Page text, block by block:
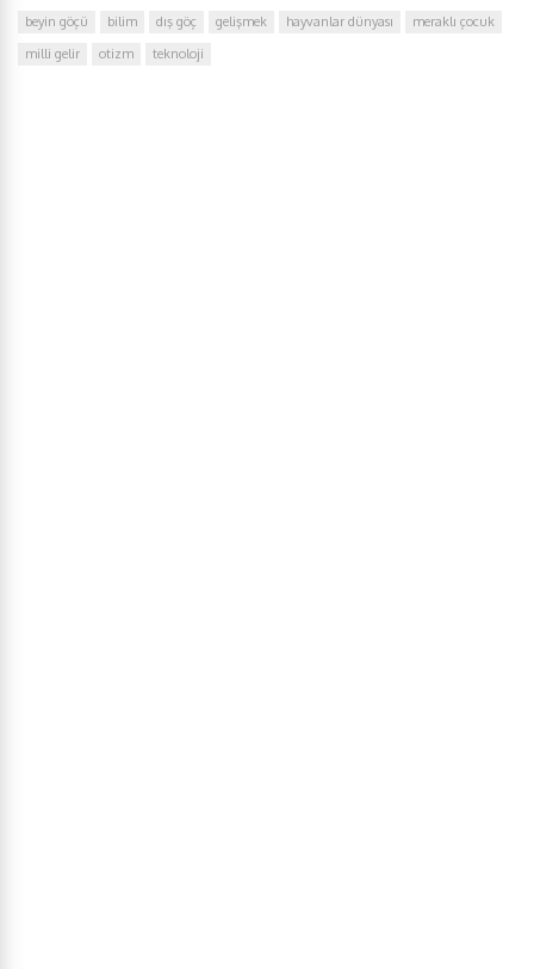
beyin göçü bilim dış göç gelişmek hayvanlar dünyası
meraklı çocuk
milli gelir
otizm teknoloji